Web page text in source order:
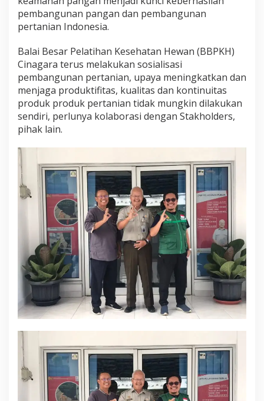
pembangunan pangan dan pembangunan
pertanian Indonesia.
Balai Besar Pelatihan Kesehatan Hewan (BBPKH)
Cinagara terus melakukan sosialisasi
pembangunan pertanian, upaya meningkatkan dan
menjaga produktifitas, kualitas dan kontinuitas
produk produk pertanian tidak mungkin dilakukan
sendiri, perlunya kolaborasi dengan Stakholders,
pihak lain.